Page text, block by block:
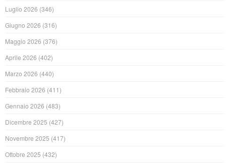
Luglio 2026 (346)
Giugno 2026 (316)
Maggio 2026 (376)
Aprile 2026 (402)
Marzo 2026 (440)
Febbraio 2026 (411)
Gennaio 2026 (483)
Dicembre 2025 (427)
Novembre 2025 (417)
Ottobre 2025 (432)